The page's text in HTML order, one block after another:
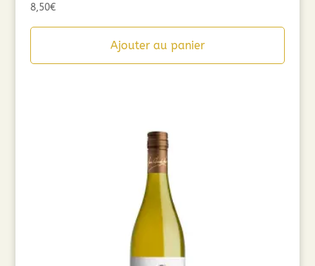
8,50€
Ajouter au panier